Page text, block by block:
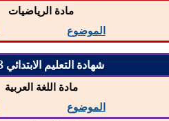
مادة الرياضيات
الموضوع
شهادة التعليم الابتدائي 2018
مادة اللغة العربية
الموضوع